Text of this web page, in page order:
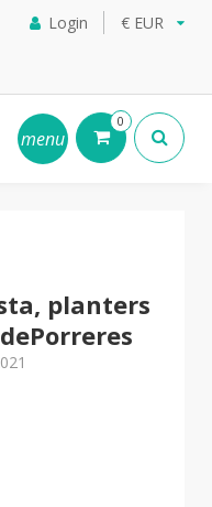
Login € EUR
menu
0
planters